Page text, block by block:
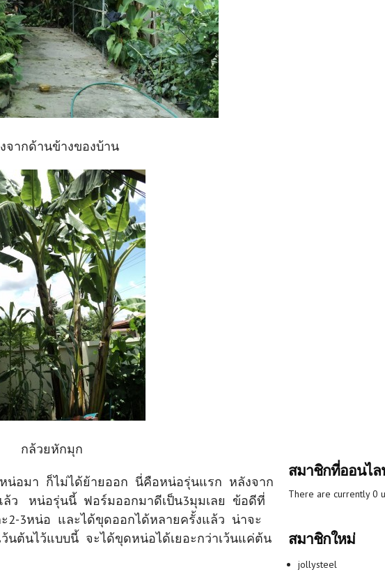
จากด้านข้างของบ้าน
กล้วยหักมุก
น่อมา ก็ไม่ได้ย้ายออก นี่คือหน่อรุ่นแรก หลังจาก
ว หน่อรุ่นนี้ ฟอร์มออกมาดีเป็น3มุมเลย ข้อดีที่
3หน่อ และได้ขุดออกได้หลายครั้งแล้ว น่าจะ
นต้นไว้แบบนี้ จะได้ขุดหน่อได้เยอะกว่าเว้นแค่ต้น
สมาชิกที่ออนไล
There are currently 0
สมาชิกใหม่
jollysteel